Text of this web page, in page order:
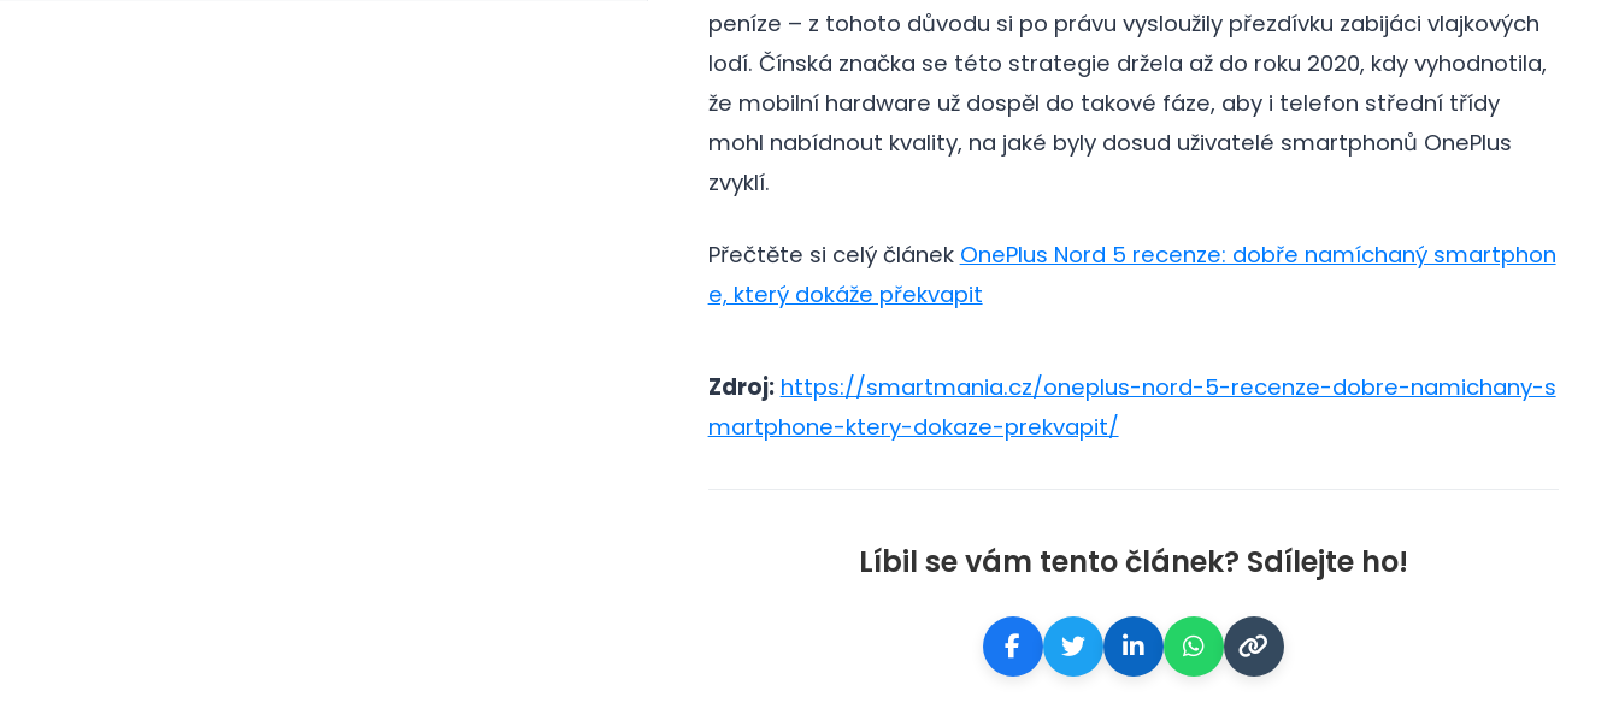
peníze – z tohoto důvodu si po právu vysloužily přezdívku zabijáci vlajkových
lodí. Čínská značka se této strategie držela až do roku 2020, kdy vyhodnotila,
že mobilní hardware už dospěl do takové fáze, aby i telefon střední třídy
mohl nabídnout kvality, na jaké byly dosud uživatelé smartphonů OnePlus
zvyklí.
Přečtěte si celý článek OnePlus Nord 5 recenze: dobře namíchaný smartphon
e, který dokáže překvapit
Zdroj: https://smartmania.cz/oneplus-nord-5-recenze-dobre-namichany-s
martphone-ktery-dokaze-prekvapit/
Líbil se vám tento článek? Sdílejte ho!